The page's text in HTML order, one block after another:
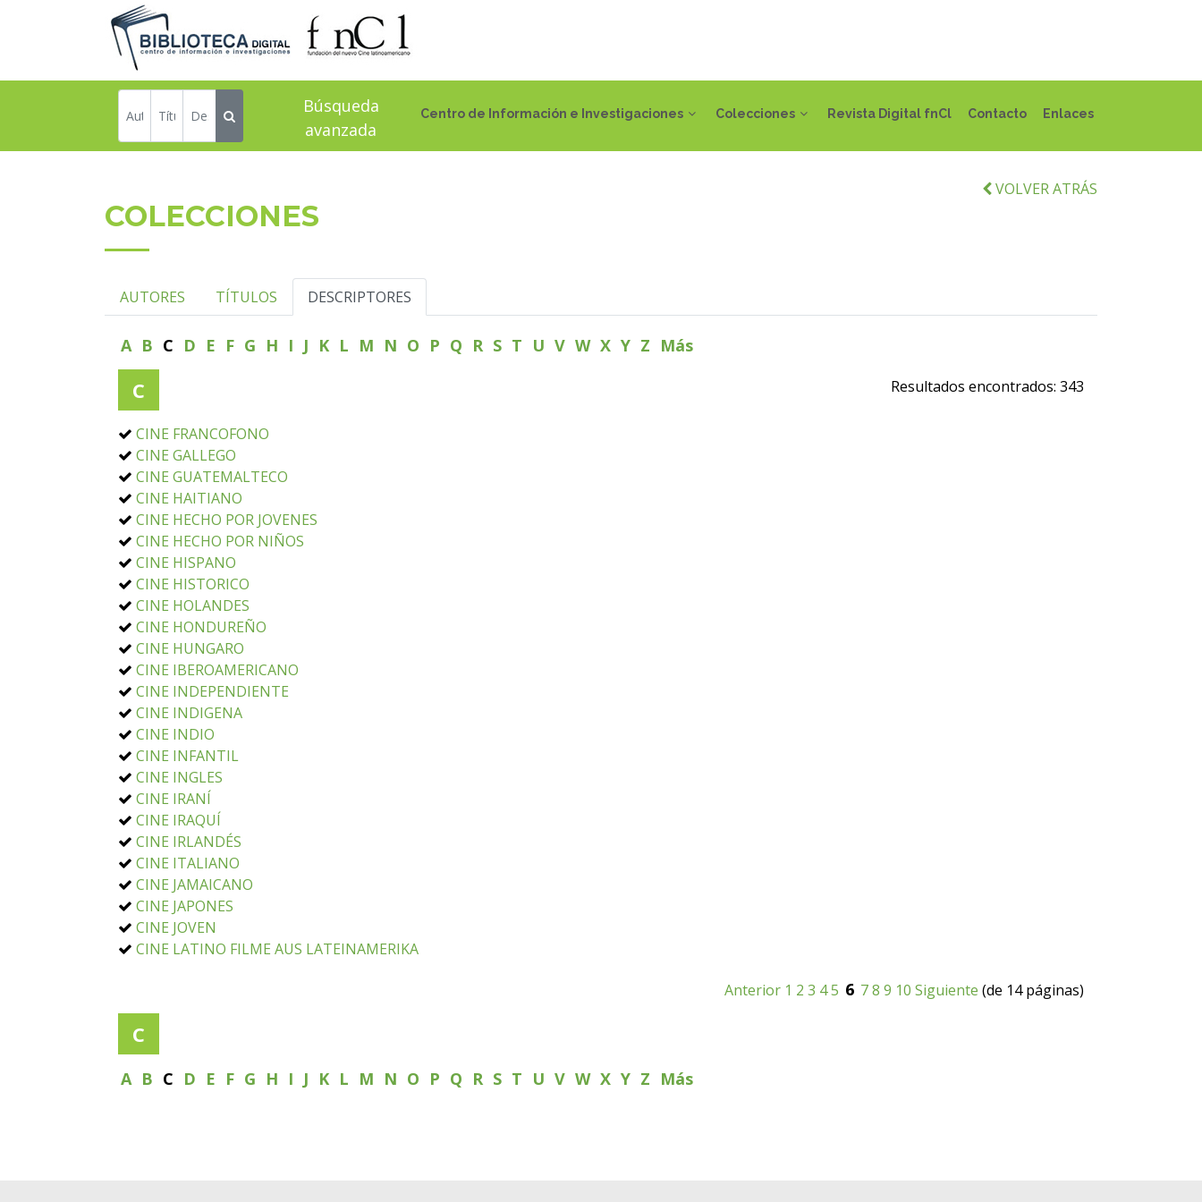
Centro de Información e Investigaciones Colecciones Revista Digital fnCl Contacto Enlaces
Búsqueda
avanzada
VOLVER ATRÁS
COLECCIONES
AUTORES TÍTULOS DESCRIPTORES
A B C D E F G H I J K L M N O P Q R S T U V W X Y Z Más
C Resultados encontrados: 343
CINE FRANCOFONO
CINE GALLEGO
CINE GUATEMALTECO
CINE HAITIANO
CINE HECHO POR JOVENES
CINE HECHO POR NIÑOS
CINE HISPANO
CINE HISTORICO
CINE HOLANDES
CINE HONDUREÑO
CINE HUNGARO
CINE IBEROAMERICANO
CINE INDEPENDIENTE
CINE INDIGENA
CINE INDIO
CINE INFANTIL
CINE INGLES
CINE IRANÍ
CINE IRAQUÍ
CINE IRLANDÉS
CINE ITALIANO
CINE JAMAICANO
CINE JAPONES
CINE JOVEN
CINE LATINO FILME AUS LATEINAMERIKA
Anterior 1 2 3 45 6 78 9 10 Siguiente (de 14 páginas)
C
A B C D E F G H I J K L M N O P Q R S T U V W X Y Z Más